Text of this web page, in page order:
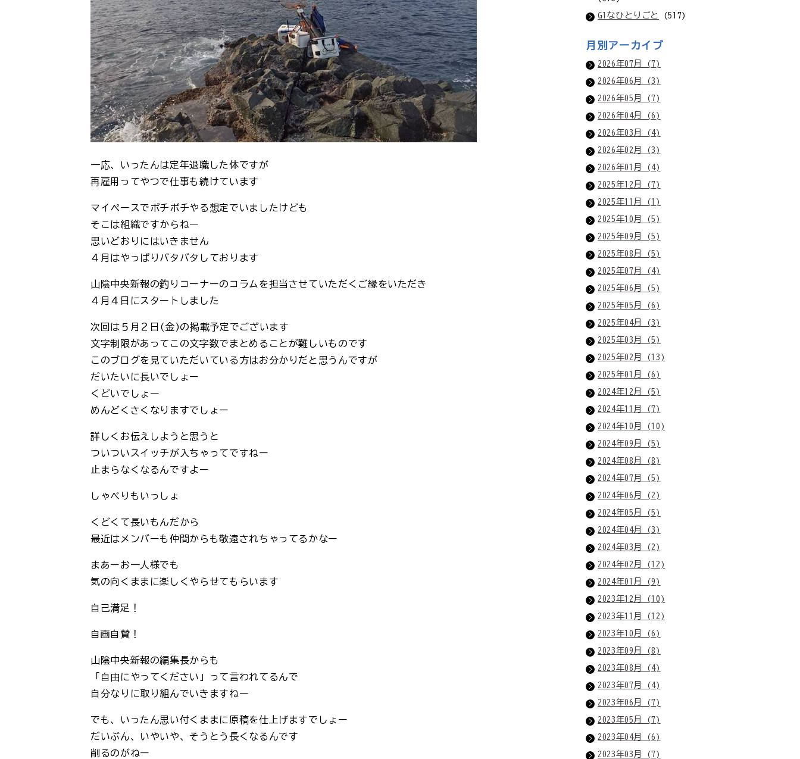
一応、いったんは定年退職した体ですが
再雇用ってやつで仕事も続けています
マイペースでボチボチやる想定でいましたけども
そこは組織ですからねー
思いどおりにはいきません
４月はやっぱりバタバタしております
山陰中央新報の釣りコーナーのコラムを担当させていただくご縁をいただき
４月４日にスタートしました
次回は５月２日(金)の掲載予定でございます
文字制限があってこの文字数でまとめることが難しいものです
このブログを見ていただいている方はお分かりだと思うんですが
だいたいに長いでしょー
くどいでしょー
めんどくさくなりますでしょー
詳しくお伝えしようと思うと
ついついスイッチが入ちゃってですねー
止まらなくなるんですよー
しゃべりもいっしょ
くどくて長いもんだから
最近はメンバーも仲間からも敬遠されちゃってるかなー
まあーお一人様でも
気の向くままに楽しくやらせてもらいます
自己満足！
自画自賛！
山陰中央新報の編集長からも
「自由にやってください」って言われてるんで
自分なりに取り組んでいきますねー
でも、いったん思い付くままに原稿を仕上げますでしょー
だいぶん、いやいや、そうとう長くなるんです
削るのがねー
G1なひとりごと
(517)
月別アーカイブ
2026年07月 (7)
2026年06月 (3)
2026年05月 (7)
2026年04月 (6)
2026年03月 (4)
2026年02月 (3)
2026年01月 (4)
2025年12月 (7)
2025年11月 (1)
2025年10月 (5)
2025年09月 (5)
2025年08月 (5)
2025年07月 (4)
2025年06月 (5)
2025年05月 (6)
2025年04月 (3)
2025年03月 (5)
2025年02月 (13)
2025年01月 (6)
2024年12月 (5)
2024年11月 (7)
2024年10月 (10)
2024年09月 (5)
2024年08月 (8)
2024年07月 (5)
2024年06月 (2)
2024年05月 (5)
2024年04月 (3)
2024年03月 (2)
2024年02月 (12)
2024年01月 (9)
2023年12月 (10)
2023年11月 (12)
2023年10月 (6)
2023年09月 (8)
2023年08月 (4)
2023年07月 (4)
2023年06月 (7)
2023年05月 (7)
2023年04月 (6)
2023年03月 (7)